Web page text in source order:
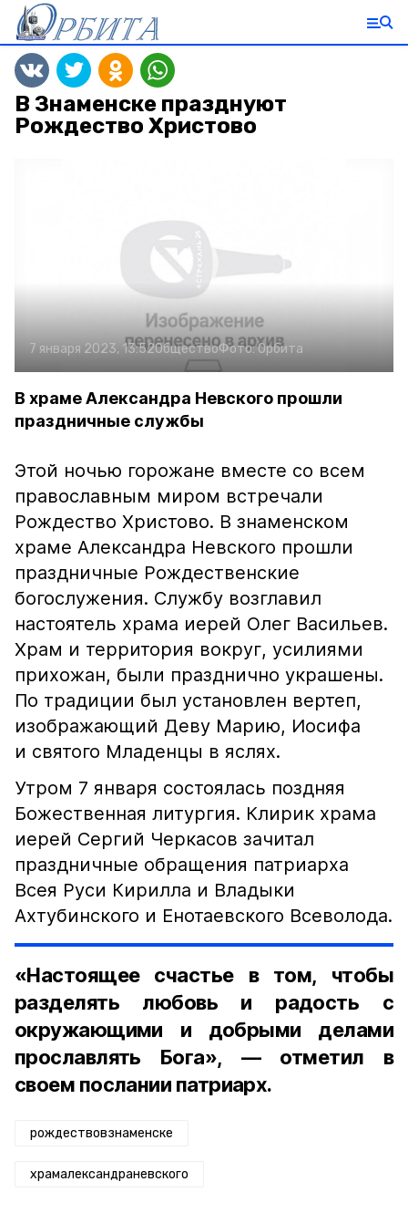
В Знаменске празднуют
Рождество Христово
7 января 2023, 13:52ОбществоФото:Орбита
В храме Александра Невского прошли
праздничные службы
Этой ночью горожане вместе со всем
православным миром встречали
Рождество Христово. В знаменском
храме Александра Невского прошли
праздничные Рождественские
богослужения. Службу возглавил
настоятель храма иерей Олег Васильев.
Храм и территория вокруг, усилиями
прихожан, были празднично украшены.
По традиции был установлен вертеп,
изображающий Деву Марию, Иосифа
и святого Младенцы в яслях.
Утром 7 января состоялась поздняя
Божественная литургия. Клирик храма
иерей Сергий Черкасов зачитал
праздничные обращения патриарха
Всея Руси Кирилла и Владыки
Ахтубинского и Енотаевского Всеволода.
«Настоящее счастье в том, чтобы
разделять любовь и радость с
окружающими и добрыми делами
прославлять Бога», — отметил в
своем послании патриарх.
рождествовзнаменске
храмалександраневского